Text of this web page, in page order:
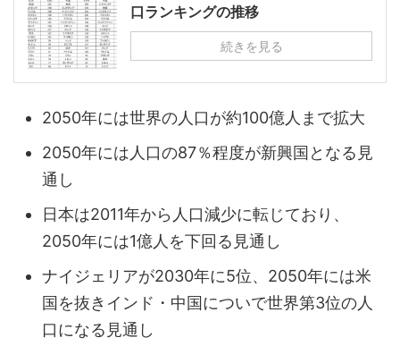
口ランキングの推移
続きを見る
2050年には世界の人口が約100億人まで拡大
2050年には人口の87％程度が新興国となる見
通し
日本は2011年から人口減少に転じており、
2050年には1億人を下回る見通し
ナイジェリアが2030年に5位、2050年には米
国を抜きインド・中国についで世界第3位の人
口になる見通し